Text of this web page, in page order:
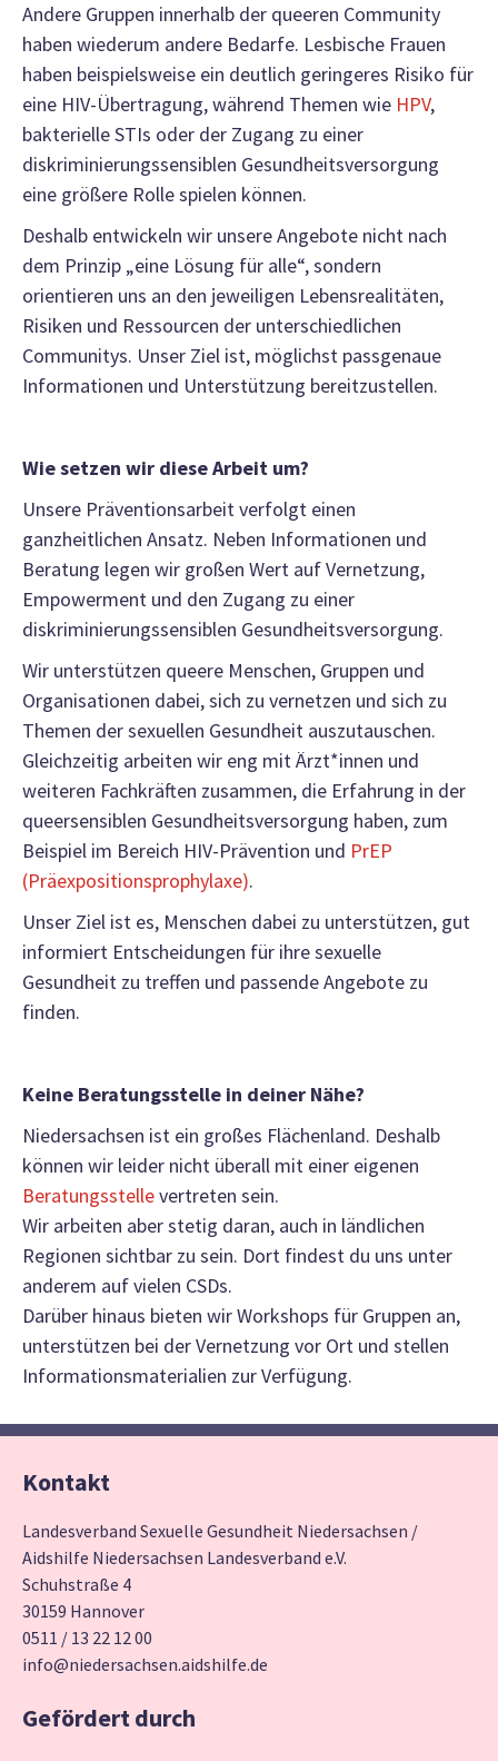
Andere Gruppen innerhalb der queeren Community
haben wiederum andere Bedarfe. Lesbische Frauen
haben beispielsweise ein deutlich geringeres Risiko für
eine HIV-Übertragung, während Themen wie HPV,
bakterielle STIs oder der Zugang zu einer
diskriminierungssensiblen Gesundheitsversorgung
eine größere Rolle spielen können.
Deshalb entwickeln wir unsere Angebote nicht nach
dem Prinzip „eine Lösung für alle“, sondern
orientieren uns an den jeweiligen Lebensrealitäten,
Risiken und Ressourcen der unterschiedlichen
Communitys. Unser Ziel ist, möglichst passgenaue
Informationen und Unterstützung bereitzustellen.
Wie setzen wir diese Arbeit um?
Unsere Präventionsarbeit verfolgt einen
ganzheitlichen Ansatz. Neben Informationen und
Beratung legen wir großen Wert auf Vernetzung,
Empowerment und den Zugang zu einer
diskriminierungssensiblen Gesundheitsversorgung.
Wir unterstützen queere Menschen, Gruppen und
Organisationen dabei, sich zu vernetzen und sich zu
Themen der sexuellen Gesundheit auszutauschen.
Gleichzeitig arbeiten wir eng mit Ärzt*innen und
weiteren Fachkräften zusammen, die Erfahrung in der
queersensiblen Gesundheitsversorgung haben, zum
Beispiel im Bereich HIV-Prävention und PrEP
(Präexpositionsprophylaxe).
Unser Ziel ist es, Menschen dabei zu unterstützen, gut
informiert Entscheidungen für ihre sexuelle
Gesundheit zu treffen und passende Angebote zu
finden.
Keine Beratungsstelle in deiner Nähe?
Niedersachsen ist ein großes Flächenland. Deshalb
können wir leider nicht überall mit einer eigenen
Beratungsstellevertreten sein.
Wir arbeiten aber stetig daran, auch in ländlichen
Regionen sichtbar zu sein. Dort findest du uns unter
anderem auf vielen CSDs.
Darüber hinaus bieten wir Workshops für Gruppen an,
unterstützen bei der Vernetzung vor Ort und stellen
Informationsmaterialien zur Verfügung.
Kontakt
Landesverband Sexuelle Gesundheit Niedersachsen /
Aidshilfe Niedersachsen Landesverband e.V.
Schuhstraße 4
30159 Hannover
0511 / 13 22 12 00
info@niedersachsen.aidshilfe.de
Gefördert durch